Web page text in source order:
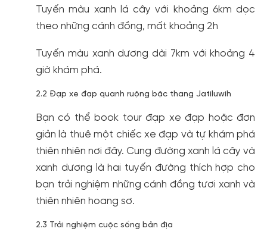
Tuyến màu xanh lá cây với khoảng 6km dọc
theo những cánh đồng, mất khoảng 2h
Tuyến màu xanh dương dài 7km với khoảng 4
giờ khám phá.
2.2 Đạp xe đạp quanh ruộng bậc thang Jatiluwih
Bạn có thể book tour đạp xe đạp hoặc đơn
giản là thuê một chiếc xe đạp và tự khám phá
thiên nhiên nơi đây. Cung đường xanh lá cây và
xanh dương là hai tuyến đường thích hợp cho
bạn trải nghiệm những cánh đồng tươi xanh và
thiên nhiên hoang sơ.
2.3 Trải nghiệm cuộc sống bản địa